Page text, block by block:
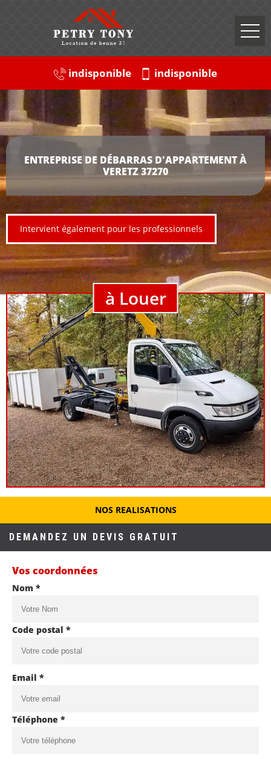
indisponible indisponible
ENTREPRISE DE DÉBARRAS D'APPARTEMENT À
VERETZ 37270
Intervient également pour les professionnels
à Louer
NOS REALISATIONS
DEMANDEZ UN DEVIS GRATUIT
Vos coordonnées
Nom *
Code postal *
Email *
Téléphone *